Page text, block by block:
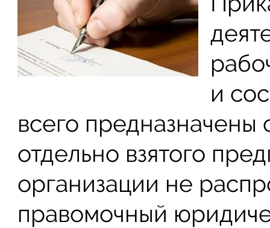
и
всего предназначены
отдельно взятого
организации не
правомочный